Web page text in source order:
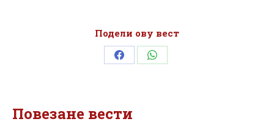
Подели ову вест
Share Share
Повезане вести